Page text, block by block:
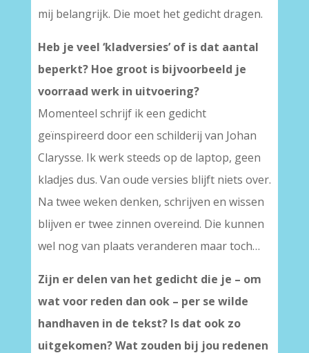
mij belangrijk. Die moet het gedicht dragen.
Heb je veel ‘kladversies’ of is dat aantal
beperkt? Hoe groot is bijvoorbeeld je
voorraad werk in uitvoering?
Momenteel schrijf ik een gedicht
geïnspireerd door een schilderij van Johan
Clarysse. Ik werk steeds op de laptop, geen
kladjes dus. Van oude versies blijft niets over.
Na twee weken denken, schrijven en wissen
blijven er twee zinnen overeind. Die kunnen
wel nog van plaats veranderen maar toch…
Zijn er delen van het gedicht die je – om
wat voor reden dan ook – per se wilde
handhaven in de tekst? Is dat ook zo
uitgekomen? Wat zouden bij jou redenen